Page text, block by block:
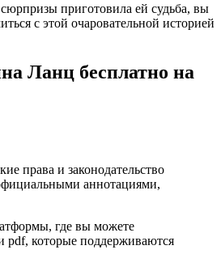
приготовила ей судьба, вы
с этой очаровательной историей
Ланц бесплатно на
права и законодательство
аннотациями,
где вы можете
pdf, которые поддерживаются